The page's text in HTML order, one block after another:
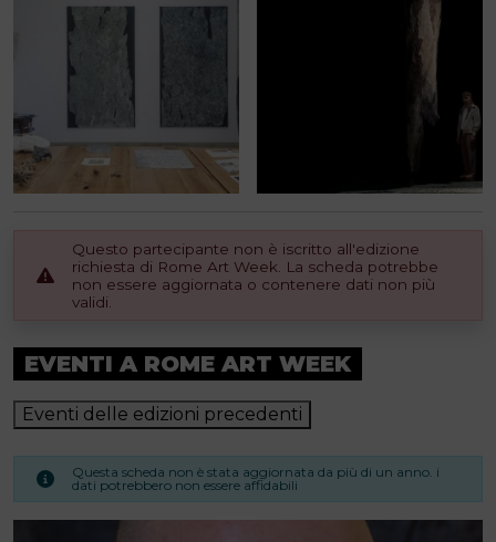
Questo partecipante non è iscritto all'edizione
richiesta di Rome Art Week. La scheda potrebbe
non essere aggiornata o contenere dati non più
validi.
EVENTI A ROME ART WEEK
Eventi delle edizioni precedenti
Questa scheda non è stata aggiornata da più di un anno. i
dati potrebbero non essere affidabili